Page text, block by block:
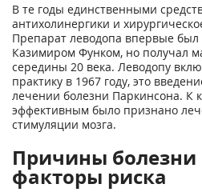
В те годы единственными
антихолинергики и
Препарат леводопа впервые был
Казимиром Функом, но получал
середины 20 века. Леводопу
практику в 1967 году, это
лечении болезни Паркинсона. К
эффективным было признано
стимуляции мозга.
Причины болезни
факторы риска